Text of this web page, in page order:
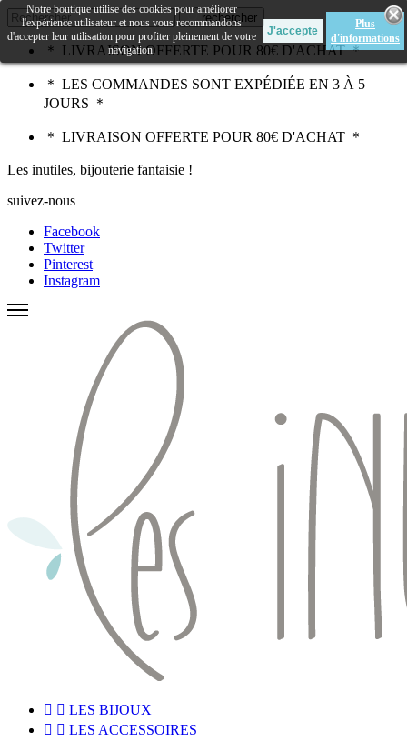
rechercher
＊ LIVRAISON OFFERTE POUR 80€ D'ACHAT ＊
＊ LES COMMANDES SONT EXPÉDIÉE EN 3 À 5
JOURS ＊
＊ LIVRAISON OFFERTE POUR 80€ D'ACHAT ＊
Les inutiles, bijouterie fantaisie !
suivez-nous
Facebook
Twitter
Pinterest
Instagram
  LES BIJOUX
  LES ACCESSOIRES
Notre boutique utilise des cookies pour améliorer
l'expérience utilisateur et nous vous recommandons
d'accepter leur utilisation pour profiter pleinement de votre
navigation.
Plus
d'informations